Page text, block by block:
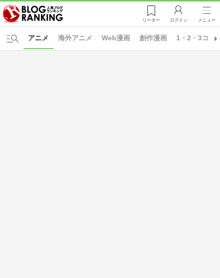
リーダー ログイン メニュー
海外アニメ Web漫画 創作漫画 1・2・3コマ
アニメ